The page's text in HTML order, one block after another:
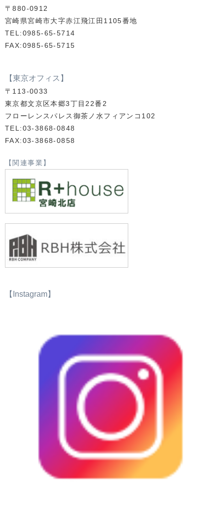
〒880-0912
宮崎県宮崎市大字赤江飛江田1105番地
TEL:0985-65-5714
FAX:0985-65-5715
【東京オフィス】
〒113-0033
東京都文京区本郷3丁目22番2
フローレンスパレス御茶ノ水フィアンコ102
TEL:03-3868-0848
FAX:03-3868-0858
【関連事業】
【Instagram】